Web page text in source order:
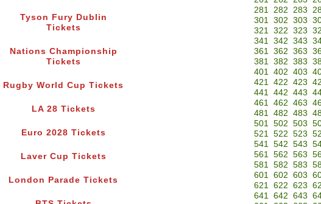
Tyson Fury Dublin
Tickets
Nations Championship
Tickets
Rugby World Cup Tickets
LA 28 Tickets
Euro 2028 Tickets
Laver Cup Tickets
London Parade Tickets
281 282 283
301 302 303
321 322 323
341 342 343
361 362 363
381 382 383
401 402 403
421 422 423
441 442 443
461 462 463
481 482 483
501 502 503
521 522 523
541 542 543
561 562 563
581 582 583
601 602 603
621 622 623
641 642 643